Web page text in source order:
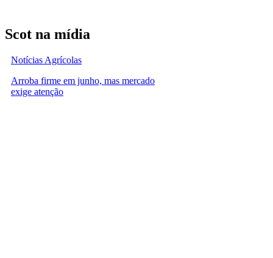
Scot na mídia
Notícias Agrícolas
Arroba firme em junho, mas mercado
exige atenção